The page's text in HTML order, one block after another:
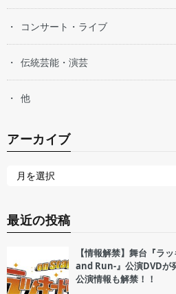
コンサート・ライブ
伝統芸能・演芸
他
アーカイブ
最近の投稿
【情報解禁】舞台『ラ
and Run-』公演DVDが
公演情報も解禁！！